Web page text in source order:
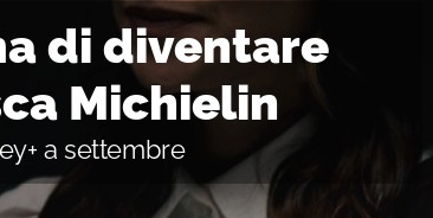
LA PROMESSA
SEGRETI DI FAMIGLIA
TEMPESTA D’AMORE
UN POSTO AL SOLE
di diventare
Michielin
a settembre